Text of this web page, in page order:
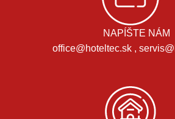
NAPÍŠTE NÁM
office@hoteltec.sk ,